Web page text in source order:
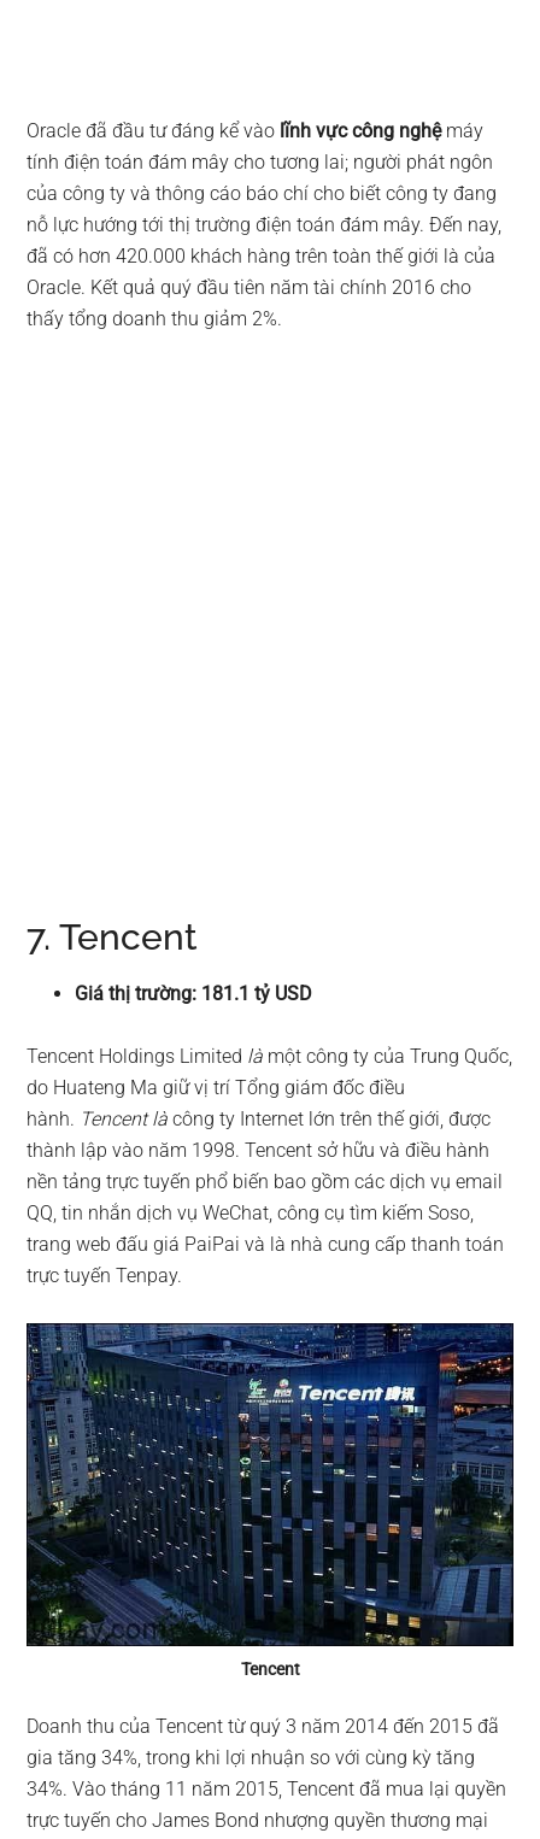
Oracle đã đầu tư đáng kể vào lĩnh vực công nghệmáy
tính điện toán đám mây cho tương lai; người phát ngôn
của công ty và thông cáo báo chí cho biết công ty đang
nỗ lực hướng tới thị trường điện toán đám mây. Đến nay,
đã có hơn 420.000 khách hàng trên toàn thế giới là của
Oracle. Kết quả quý đầu tiên năm tài chính 2016 cho
thấy tổng doanh thu giảm 2%.
7. Tencent
Giá thị trường: 181.1 tỷ USD
Tencent Holdings Limited là một công ty của Trung Quốc,
do Huateng Ma giữ vị trí Tổng giám đốc điều
hành. Tencent là công ty Internet lớn trên thế giới, được
thành lập vào năm 1998. Tencent sở hữu và điều hành
nền tảng trực tuyến phổ biến bao gồm các dịch vụ email
QQ, tin nhắn dịch vụ WeChat, công cụ tìm kiếm Soso,
trang web đấu giá PaiPai và là nhà cung cấp thanh toán
trực tuyến Tenpay.
Tencent
Doanh thu của Tencent từ quý 3 năm 2014 đến 2015 đã
gia tăng 34%, trong khi lợi nhuận so với cùng kỳ tăng
34%. Vào tháng 11 năm 2015, Tencent đã mua lại quyền
trực tuyến cho James Bond nhượng quyền thương mại